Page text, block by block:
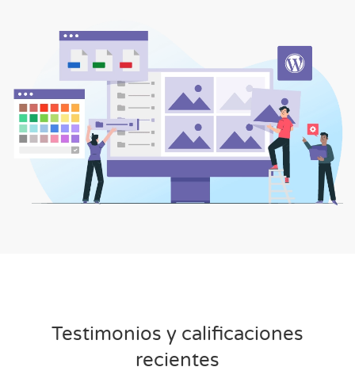
Testimonios y calificaciones
recientes